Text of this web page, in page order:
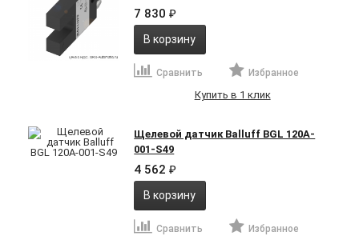
7 830₽
В корзину
Сравнить Избранное
Купить в 1 клик
Щелевой датчик Balluff BGL 120A-
001-S49
4 562₽
В корзину
Сравнить Избранное